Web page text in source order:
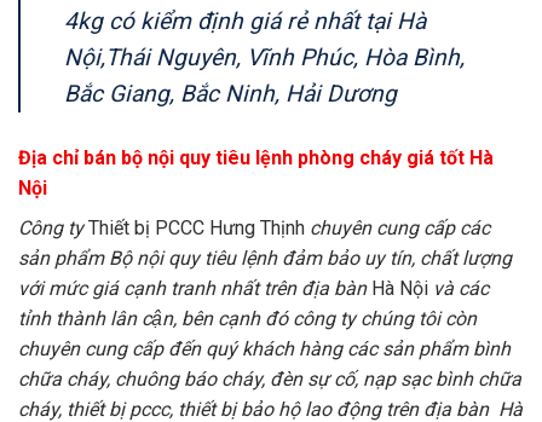
4kg có kiểm định giá rẻ nhất tại Hà
Nội,Thái Nguyên, Vĩnh Phúc, Hòa Bình,
Bắc Giang, Bắc Ninh, Hải Dương
Địa chỉ bán bộ nội quy tiêu lệnh phòng cháy giá tốt Hà
Nội
Công tyThiết bị PCCC Hưng Thịnh chuyên cung cấp các
sản phẩm Bộ nội quy tiêu lệnh đảm bảo uy tín, chất lượng
với mức giá cạnh tranh nhất trên địa bàn Hà Nội và các
tỉnh thành lân cận, bên cạnh đó công ty chúng tôi còn
chuyên cung cấp đến quý khách hàng các sản phẩm bình
chữa cháy, chuông báo cháy, đèn sự cố, nạp sạc bình chữa
cháy, thiết bị pccc, thiết bị bảo hộ lao động trên địa bàn Hà